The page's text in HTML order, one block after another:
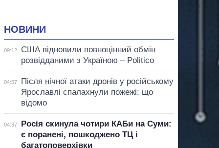
НОВИНИ
09:12
США відновили повноцінний обмін
розвідданими з Україною – Politico
04:57
Після нічної атаки дронів у російському
Ярославлі спалахнули пожежі: що
відомо
04:37
Росія скинула чотири КАБи на Суми:
є поранені, пошкоджено ТЦ і
багатоповерхівки